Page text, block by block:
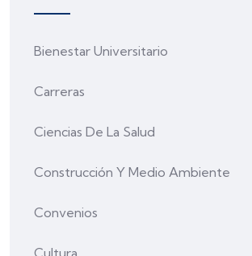
Bienestar Universitario
Carreras
Ciencias De La Salud
Construcción Y Medio Ambiente
Convenios